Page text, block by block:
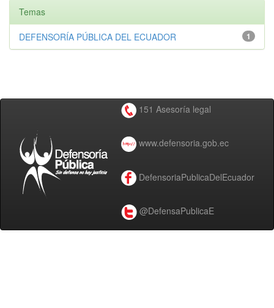
Temas
1
DEFENSORÍA PÚBLICA DEL ECUADOR
151 Asesoría legal
www.defensoria.gob.ec
DefensoriaPublicaDelEcuador
@DefensaPublicaE